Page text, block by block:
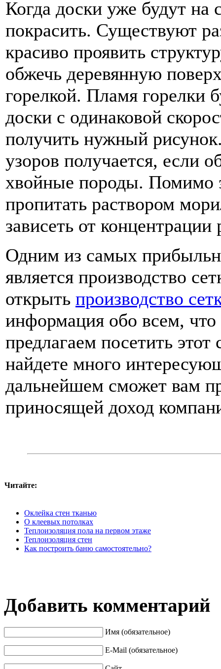
Когда доски уже будут
покрасить. Существуют
красиво проявить
обжечь деревянную
горелкой. Пламя горелки
доски с одинаковой
получить нужный
узоров получается, если
хвойные породы. Помимо
пропитать раствором
зависеть от концентрации
Одним из самых
является производство
открыть производство
информация обо всем, что
предлагаем посетить
найдете много
дальнейшем сможет вам
приносящей доход
Читайте:
Оклейка стен тканью
О клеевых потолках
Теплоизоляция пола на первом этаже
Теплоизоляция стен
Как построить баню самостоятельно?
Добавить комментарий
Имя (обязательное)
E-Mail (обязательное)